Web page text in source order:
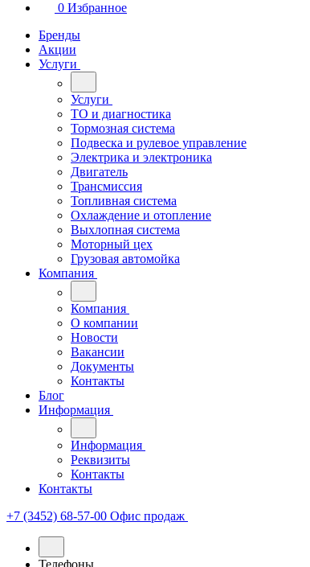
0 Избранное
Бренды
Акции
Услуги
Услуги
ТО и диагностика
Тормозная система
Подвеска и рулевое управление
Электрика и электроника
Двигатель
Трансмиссия
Топливная система
Охлаждение и отопление
Выхлопная система
Моторный цех
Грузовая автомойка
Компания
Компания
О компании
Новости
Вакансии
Документы
Контакты
Блог
Информация
Информация
Реквизиты
Контакты
Контакты
+7 (3452) 68-57-00 Офис продаж
Телефоны